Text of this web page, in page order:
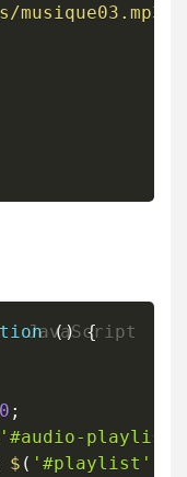
musique03.mp3
() {
0 ;
'#audio-playlist'
$ ( '#playlist'